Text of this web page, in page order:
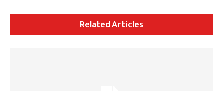
Related Articles